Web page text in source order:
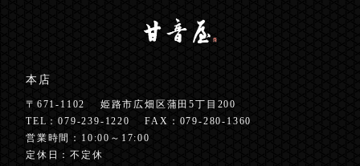
本店
〒671-1102
姫路市広畑区蒲田5丁目200
TEL：079-239-1220
FAX：079-280-1360
営業時間：10:00～17:00
定休日：不定休